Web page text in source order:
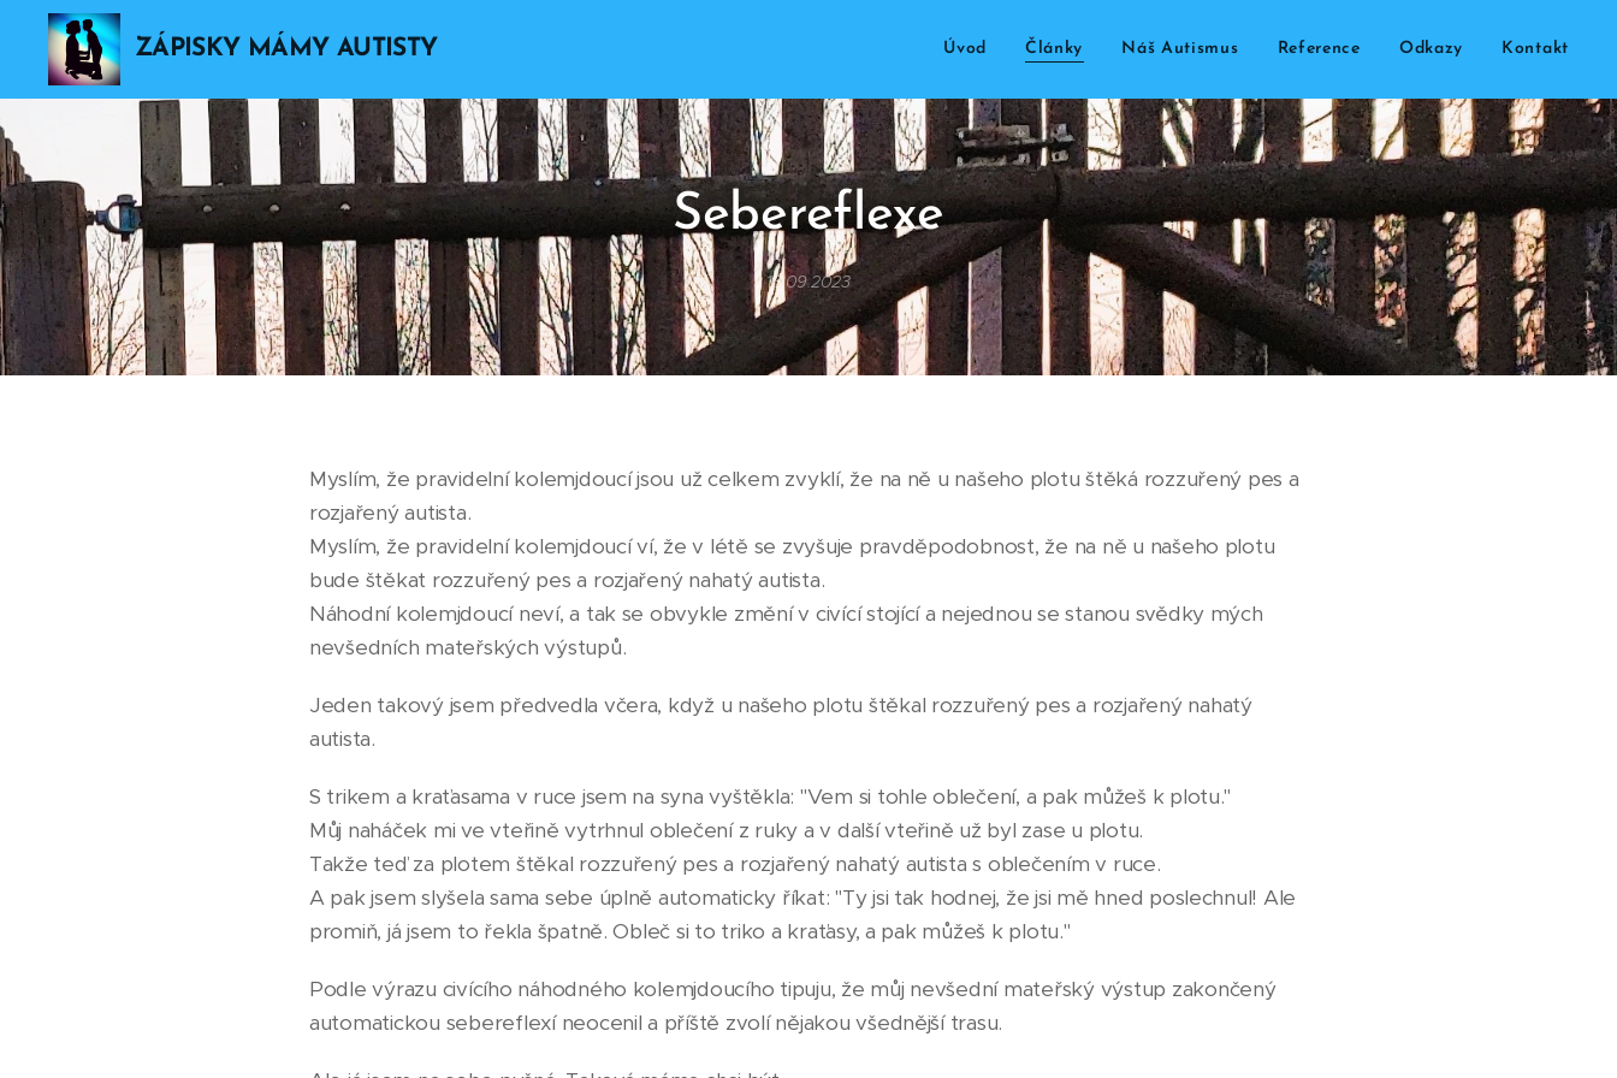
ZÁPISKY MÁMY AUTISTY Úvod Články Náš Autismus Reference Odkazy Kontakt
Sebereflexe
13.09.2023
Myslím, že pravidelní kolemjdoucí jsou už celkem zvyklí, že na ně u našeho plotu štěká rozzuřený pes a
rozjařený autista.
Myslím, že pravidelní kolemjdoucí ví, že v létě se zvyšuje pravděpodobnost, že na ně u našeho plotu
bude štěkat rozzuřený pes a rozjařený nahatý autista.
Náhodní kolemjdoucí neví, a tak se obvykle změní v civící stojící a nejednou se stanou svědky mých
nevšedních mateřských výstupů.
Jeden takový jsem předvedla včera, když u našeho plotu štěkal rozzuřený pes a rozjařený nahatý
autista.
S trikem a kraťasama v ruce jsem na syna vyštěkla: "Vem si tohle oblečení, a pak můžeš k plotu."
Můj naháček mi ve vteřině vytrhnul oblečení z ruky a v další vteřině už byl zase u plotu.
Takže teď za plotem štěkal rozzuřený pes a rozjařený nahatý autista s oblečením v ruce.
A pak jsem slyšela sama sebe úplně automaticky říkat: "Ty jsi tak hodnej, že jsi mě hned poslechnul! Ale
promiň, já jsem to řekla špatně. Obleč si to triko a kraťasy, a pak můžeš k plotu."
Podle výrazu civícího náhodného kolemjdoucího tipuju, že můj nevšední mateřský výstup zakončený
automatickou sebereflexí neocenil a příště zvolí nějakou všednější trasu.